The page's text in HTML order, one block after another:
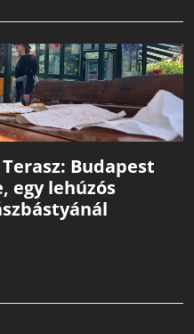
Budapest
egy lehúzós